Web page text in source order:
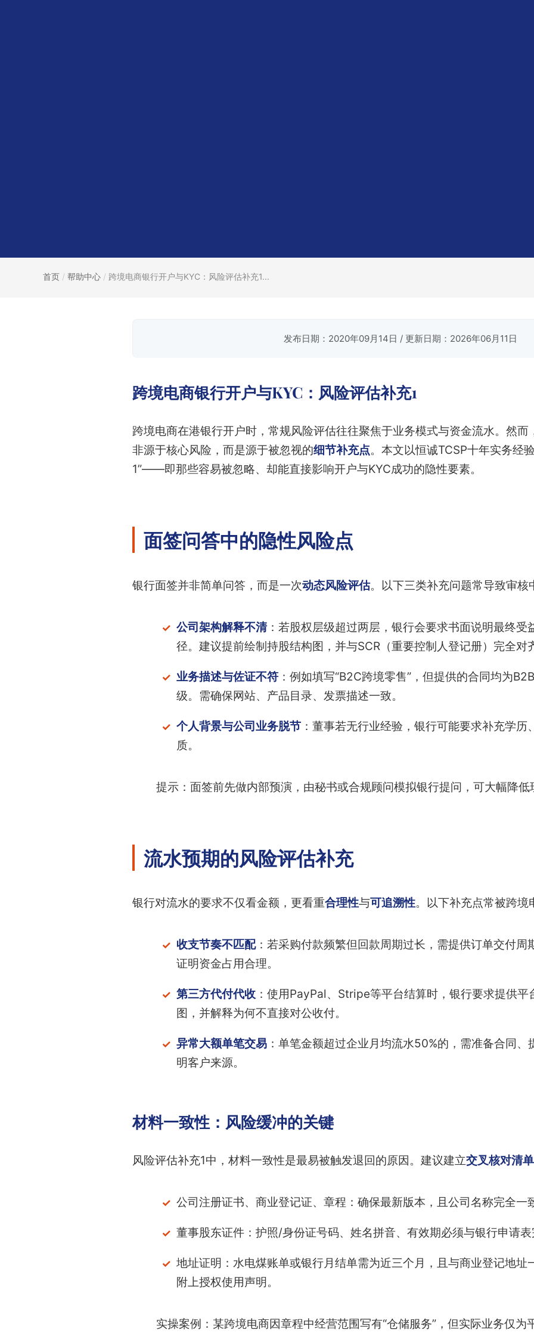
首页 / 帮助中心 / 跨境电商银行开户与KYC：风险评估补充1...
发布日期：2020年09月14日 / 更新日期：2026年06月11日
跨境电商银行开户与KYC：风险评估补充1
跨境电商在港银行开户时，常规风险评估往往聚焦于业务模式与资金流水。然
非源于核心风险，而是源于被忽视的细节补充点。本文以恒诚TCSP十年实务经
1”——即那些容易被忽略、却能直接影响开户与KYC成功的隐性要素。
面签问答中的隐性风险点
银行面签并非简单问答，而是一次动态风险评估。以下三类补充问题常导致审核
公司架构解释不清：若股权层级超过两层，银行会要求书面说明最终受
径。建议提前绘制持股结构图，并与SCR（重要控制人登记册）完全对
业务描述与佐证不符：例如填写“B2C跨境零售”，但提供的合同均为
级。需确保网站、产品目录、发票描述一致。
个人背景与公司业务脱节：董事若无行业经验，银行可能要求补充学历
质。
提示：面签前先做内部预演，由秘书或合规顾问模拟银行提问，可大幅降低
流水预期的风险评估补充
银行对流水的要求不仅看金额，更看重合理性与可追溯性。以下补充点常被跨境
收支节奏不匹配：若采购付款频繁但回款周期过长，需提供订单交付周
证明资金占用合理。
第三方代付代收：使用PayPal、Stripe等平台结算时，银行要求提供平
图，并解释为何不直接对公收付。
异常大额单笔交易：单笔金额超过企业月均流水50%的，需准备合同、
明客户来源。
材料一致性：风险缓冲的关键
风险评估补充1中，材料一致性是最易被触发退回的原因。建议建立交叉核对清单
公司注册证书、商业登记证、章程：确保最新版本，且公司名称完全一
董事股东证件：护照/身份证号码、姓名拼音、有效期必须与银行申请
地址证明：水电煤账单或银行月结单需为近三个月，且与商业登记地址
附上授权使用声明。
实操案例：某跨境电商因章程中经营范围写有“仓储服务”，但实际业务仅为